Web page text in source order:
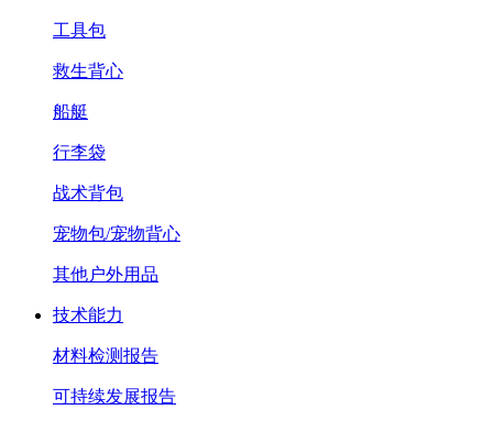
工具包
救生背心
船艇
行李袋
战术背包
宠物包/宠物背心
其他户外用品
技术能力
材料检测报告
可持续发展报告